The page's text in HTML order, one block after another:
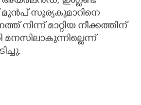
മുൻപ് സൂര്യകുമാറിനെ
നിന്ന് മാറ്റിയ നീക്കത്തിന്
മനസിലാകുന്നില്ലെന്ന്